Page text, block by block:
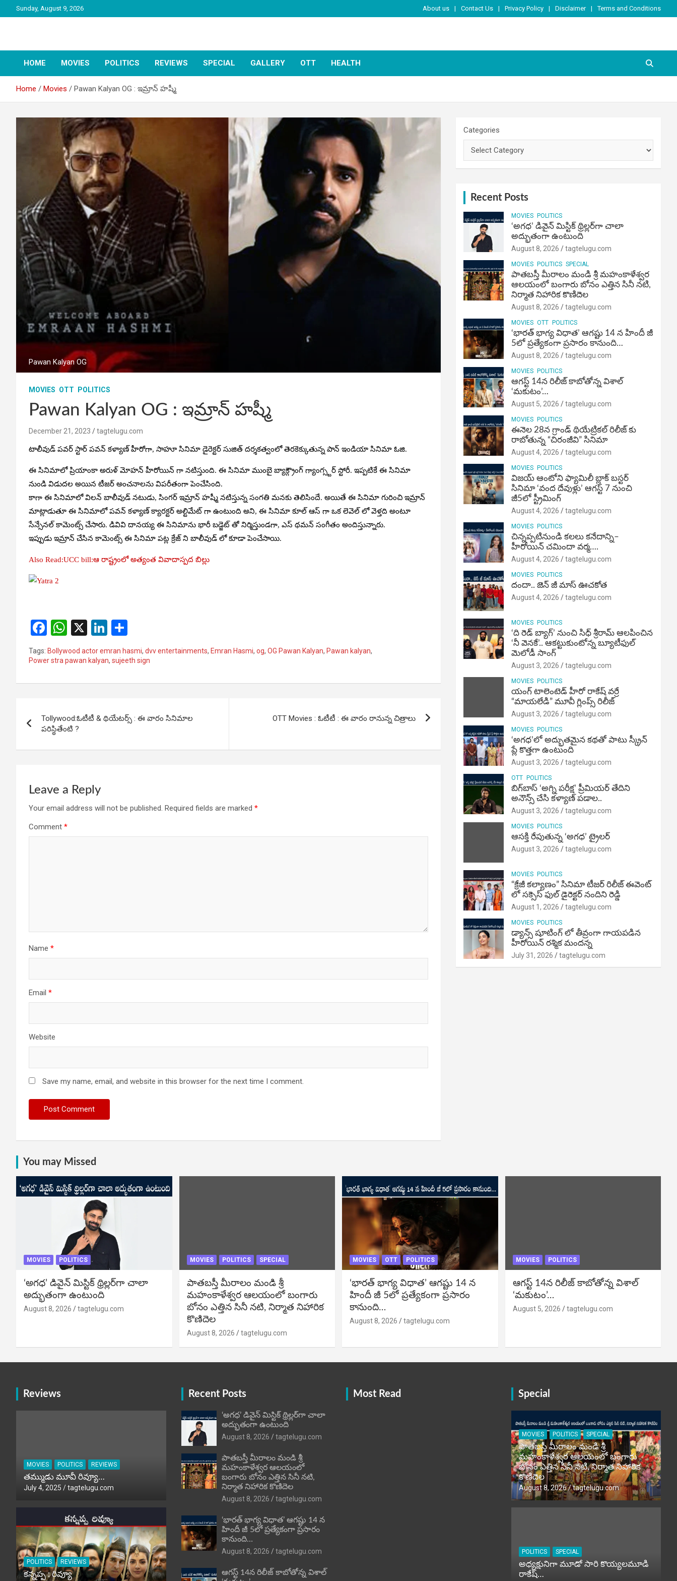
to
Sunday, August 9, 2026 About us Contact Us Privacy Policy Disclaimer Terms and Conditions
Tag Telugu
HOME MOVIES POLITICS REVIEWS SPECIAL GALLERY OTT HEALTH
Home Movies Pawan Kalyan OG : ఇమ్రాన్ హష్మీ
Pawan Kalyan OG
MOVIES OTT POLITICS
Pawan Kalyan OG : ఇమ్రాన్ హష్మీ
December 21, 2023 tagtelugu.com
టాలీవుడ్ పవర్ స్టార్ పవన్ కళ్యాణ్ హీరోగా, సాహూ సినిమా డైరెక్టర్ సుజిత్ దర్శకత్వంలో తెరకెక్కుతున్న పాన్ ఇండియా సినిమా ఓజి.
ఈ సినిమాలో ప్రియాంకా అరుళ్ మోహన్ హీరోయిన్ గా నటిస్తుంది. ఈ సినిమా ముంబై బ్యాక్గ్రౌంగ్ గ్యాంగ్స్టర్ స్టోరీ. ఇప్పటికే ఈ సినిమా
నుండి విడుదల అయిన టీజర్ అంచనాలను విపరీతంగా పెంచేసింది.
కాగా ఈ సినిమాలో విలన్ బాలీవుడ్ నటుడు, సింగర్ ఇమ్రాన్ హష్మీ నటిస్తున్న సంగతి మనకు తెలిసిందే. అయితే ఈ సినిమా గురించి ఇమ్రాన్
మాట్లాడుతూ ఈ సినిమాలో పవన్ కళ్యాణ్ క్యారక్టర్ అల్టిమేట్ గా ఉంటుంది అని, ఈ సినిమా కూల్ ఆస్ గా ఒక లెవెల్ లో వెళ్తది అంటూ
సేన్సేనల్ కామెంట్స్ చేసారు. డివివి దానయ్య ఈ సినిమాను భారీ బడ్జెట్ తో నిర్మిస్తుండగా, ఎస్ థమన్ సంగీతం అందిస్తున్నారు.
ఇప్పుడు ఇమ్రాన్ చేసిన కామెంట్స్ ఈ సినిమా పట్ల క్రేజ్ ని బాలీవుడ్ లో కూడా పెంచేసాయి.
Also Read:UCC bill:ఆ రాష్ట్రంలో అత్యంత వివాదాస్పద బిల్లు
F
a
ce
k
W
at
p
X
Li
ke ar
Tags: Bollywood actor emran hasmi, dvv entertainments, Emran Hasmi, og, OG Pawan Kalyan, Pawan kalyan,
Power stra pawan kalyan, sujeeth sign
navigation
Tollywood:ఓటీటీ & థియేటర్స్ : ఈ వారం సినిమాల
పరిస్థితేంటి ?
OTT Movies : ఓటీటీ : ఈ వారం రానున్న చిత్రాలు
Leave a Reply
Your email address will not be published. Required fields are marked *
Comment *
Name *
Email *
Website
Save my name, email, and website in this browser for the next time I comment.
Categories
Recent Posts
MOVIES POLITICS
‘అగధ’ డివైన్ మిస్టిక్ థ్రిల్లర్‌గా చాలా
అద్భుతంగా ఉంటుంది
August 8, 2026 tagtelugu.com
MOVIES POLITICS SPECIAL
పాతబస్తీ మీరాలం మండి శ్రీ మహంకాళేశ్వర
ఆలయంలో బంగారు బోనం ఎత్తిన సినీ నటి,
నిర్మాత నిహారిక కొణిదెల
August 8, 2026 tagtelugu.com
MOVIES OTT POLITICS
‘భారత్ భాగ్య విధాత’ ఆగష్టు 14 న హిందీ జీ
5లో ప్రత్యేకంగా ప్రసారం కానుంది…
August 8, 2026 tagtelugu.com
MOVIES POLITICS
ఆగస్ట్ 14న రిలీజ్ కాబోతోన్న విశాల్
‘మకుటం’…
August 5, 2026 tagtelugu.com
MOVIES POLITICS
ఈనెల 28న గ్రాండ్ థియేట్రికల్ రిలీజ్ కు
రాబోతున్న “చిరంజీవి” సినిమా
August 4, 2026 tagtelugu.com
MOVIES POLITICS
విజ‌య్ ఆంటోని ఫ్యామిలీ బ్లాక్ బ‌స్ట‌ర్‌
సినిమా ‘వంద దేవుళ్లు’ ఆగస్ట్ 7 నుంచి
జీ5లో స్ట్రీమింగ్
August 4, 2026 tagtelugu.com
MOVIES POLITICS
చిన్నప్పటినుండి కలలు కనేదాన్ని–
హీరోయిన్‌ చమిందా వర్మ….
August 4, 2026 tagtelugu.com
MOVIES POLITICS
దందా.. జెన్ జీ మాస్ ఊచకోత
August 4, 2026 tagtelugu.com
MOVIES POLITICS
‘ది రెడ్ బ్యాగ్’ నుంచి సిధ్ శ్రీరామ్ ఆలపించిన
‘నీ వెనకే’.. ఆకట్టుకుంటోన్న బ్యూటీఫుల్
మెలోడీ సాంగ్
August 3, 2026 tagtelugu.com
MOVIES POLITICS
యంగ్ టాలెంటెడ్ హీరో రాకేష్ వర్రే
“మాయలేడి” మూవీ గ్లింప్స్ రిలీజ్
August 3, 2026 tagtelugu.com
MOVIES POLITICS
‘అగధ’లో అద్భుతమైన కథతో పాటు స్క్రీన్
ప్లే కొత్తగా ఉంటుంది
August 3, 2026 tagtelugu.com
OTT POLITICS
బిగ్‌బాస్ ‘అగ్ని ప‌రీక్ష‌’ ప్రీమియర్ తేదిని
అనౌన్స్ చేసి కళ్యాణ్ పడాల..
August 3, 2026 tagtelugu.com
MOVIES POLITICS
ఆసక్తి రేపుతున్న ‘అగధ’ ట్రైలర్
August 3, 2026 tagtelugu.com
MOVIES POLITICS
“క్రేజీ కల్యాణం” సినిమా టీజర్ రిలీజ్ ఈవెంట్
లో సక్సెస్ ఫుల్ డైరెక్టర్ నందిని రెడ్డి
August 1, 2026 tagtelugu.com
MOVIES POLITICS
డ్యాన్స్ షూటింగ్ లో తీవ్రంగా గాయపడిన
హీరోయిన్ రశ్మిక మందన్న
July 31, 2026 tagtelugu.com
You may Missed
MOVIES POLITICS
‘అగధ’ డివైన్ మిస్టిక్ థ్రిల్లర్‌గా చాలా
అద్భుతంగా ఉంటుంది
August 8, 2026 tagtelugu.com
MOVIES POLITICS SPECIAL
పాతబస్తీ మీరాలం మండి శ్రీ
మహంకాళేశ్వర ఆలయంలో బంగారు
బోనం ఎత్తిన సినీ నటి, నిర్మాత నిహారిక
కొణిదెల
August 8, 2026 tagtelugu.com
MOVIES OTT POLITICS
‘భారత్ భాగ్య విధాత’ ఆగష్టు 14 న
హిందీ జీ 5లో ప్రత్యేకంగా ప్రసారం
కానుంది…
August 8, 2026 tagtelugu.com
MOVIES POLITICS
ఆగస్ట్ 14న రిలీజ్ కాబోతోన్న విశాల్
‘మకుటం’…
August 5, 2026 tagtelugu.com
Reviews
MOVIES POLITICS REVIEWS
తమ్ముడు మూవీ రివ్యూ…
July 4, 2025 tagtelugu.com
POLITICS REVIEWS
కన్నప్ప : రివ్యూ
Recent Posts
‘అగధ’ డివైన్ మిస్టిక్ థ్రిల్లర్‌గా చాలా
అద్భుతంగా ఉంటుంది
August 8, 2026
tagtelugu.com
పాతబస్తీ మీరాలం మండి శ్రీ
మహంకాళేశ్వర ఆలయంలో
బంగారు బోనం ఎత్తిన సినీ నటి,
నిర్మాత నిహారిక కొణిదెల
August 8, 2026
tagtelugu.com
‘భారత్ భాగ్య విధాత’ ఆగష్టు 14 న
హిందీ జీ 5లో ప్రత్యేకంగా ప్రసారం
కానుంది…
August 8, 2026
tagtelugu.com
ఆగస్ట్ 14న రిలీజ్ కాబోతోన్న విశాల్
Most Read Special
MOVIES POLITICS SPECIAL
పాతబస్తీ మీరాలం మండి శ్రీ
మహంకాళేశ్వర ఆలయంలో బంగారు
బోనం ఎత్తిన సినీ నటి, నిర్మాత నిహారిక
కొణిదెల
August 8, 2026 tagtelugu.com
POLITICS SPECIAL
అధ్యక్షునిగా మూడో సారి కొయ్యలమూడి
రాకేష్‌…